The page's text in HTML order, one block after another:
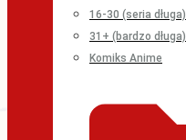
16-30 (seria długa)
31+ (bardzo długa)
Komiks Anime